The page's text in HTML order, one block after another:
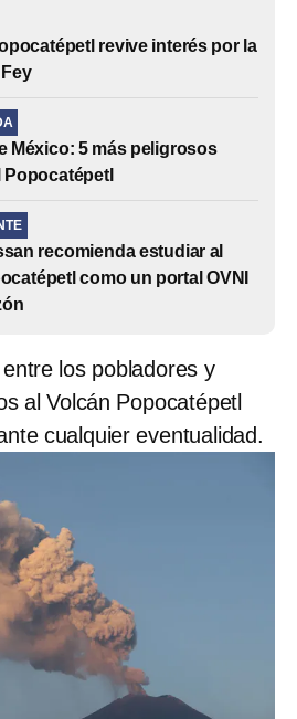
revive interés por la
México: 5 más peligrosos
recomienda estudiar al
como un portal OVNI
los pobladores y
al Volcán Popocatépetl
cualquier eventualidad.